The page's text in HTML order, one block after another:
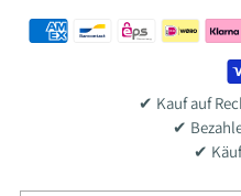
✔ Kauf auf
✔
✔